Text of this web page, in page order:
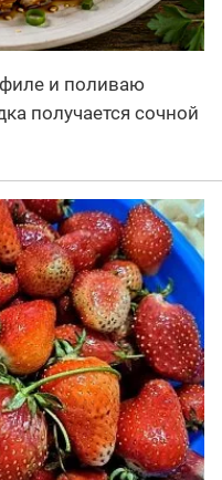
и поливаю
получается сочной